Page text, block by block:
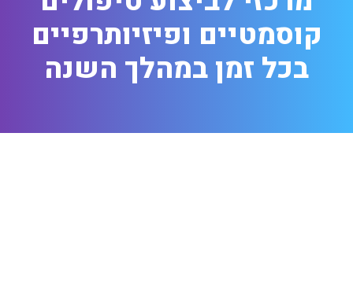
קוסמטיים ופיזיותרפיים
בכל זמן במהלך השנה